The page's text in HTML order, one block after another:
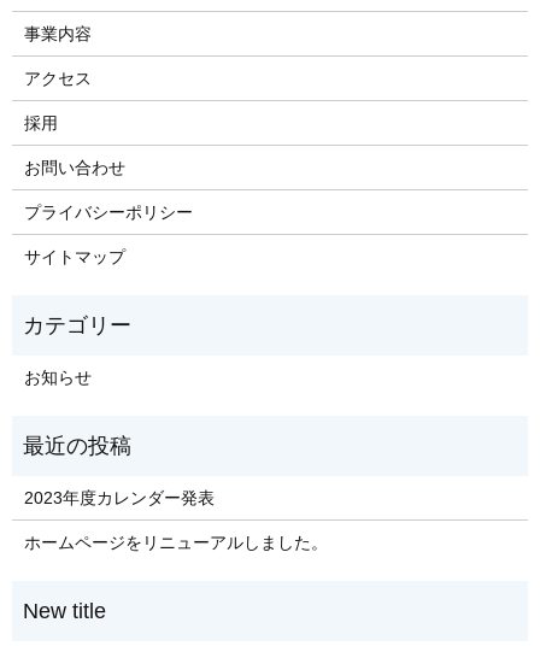
事業内容
アクセス
採用
お問い合わせ
プライバシーポリシー
サイトマップ
お知らせ
2023年度カレンダー発表
ホームページをリニューアルしました。